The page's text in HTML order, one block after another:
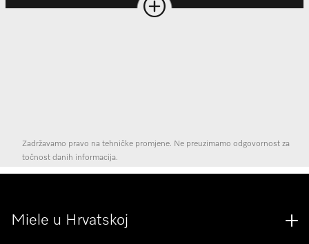
Zadržavamo pravo na tehničke promjene. Ne preuzimamo odgovornost za
točnost danih informacija.
Miele u Hrvatskoj